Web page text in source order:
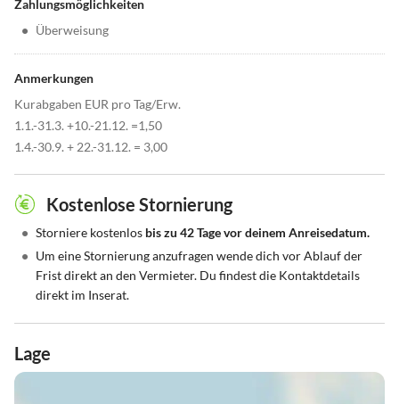
Zahlungsmöglichkeiten
• Überweisung
Anmerkungen
Kurabgaben EUR pro Tag/Erw.
1.1.-31.3. +10.-21.12. =1,50
1.4.-30.9. + 22.-31.12. = 3,00
Kostenlose Stornierung
• Storniere kostenlos bis zu 42 Tage vor deinem Anreisedatum.
• Um eine Stornierung anzufragen wende dich vor Ablauf der
Frist direkt an den Vermieter. Du findest die Kontaktdetails
direkt im Inserat.
Lage